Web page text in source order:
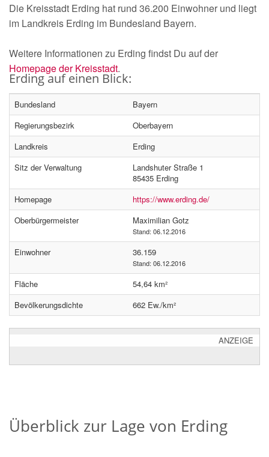
Die Kreisstadt Erding hat rund 36.200 Einwohner und liegt
im Landkreis Erding im Bundesland Bayern.
Weitere Informationen zu Erding findst Du auf der
Homepage der Kreisstadt.
Erding auf einen Blick:
Bundesland
Bayern
Regierungsbezirk
Oberbayern
Landkreis
Erding
Sitz der Verwaltung
Landshuter Straße 1
85435 Erding
Homepage
https://www.erding.de/
Oberbürgermeister
Maximilian Gotz
Stand: 06.12.2016
Einwohner 36.159
Stand: 06.12.2016
Fläche
54,64 km²
Bevölkerungsdichte
662 Ew./km²
ANZEIGE
Überblick zur Lage von Erding